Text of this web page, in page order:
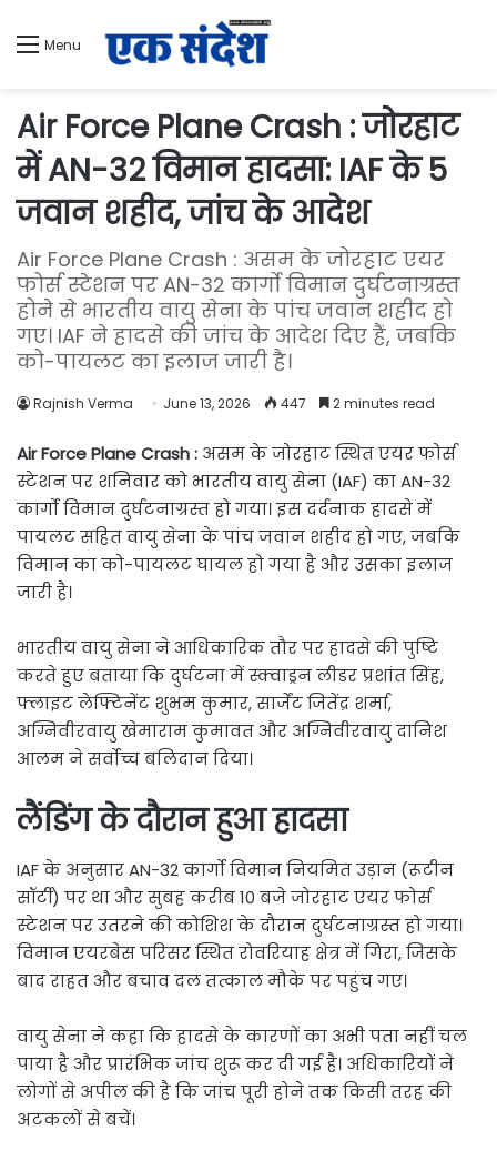
Menu
Air Force Plane Crash : जोरहाट
में AN-32 विमान हादसा: IAF के 5
जवान शहीद, जांच के आदेश
Air Force Plane Crash : असम के जोरहाट एयर
फोर्स स्टेशन पर AN-32 कार्गो विमान दुर्घटनाग्रस्त
होने से भारतीय वायु सेना के पांच जवान शहीद हो
गए। IAF ने हादसे की जांच के आदेश दिए हैं, जबकि
को-पायलट का इलाज जारी है।
Rajnish Verma June 13, 2026 447 2 minutes read
Air Force Plane Crash : असम के जोरहाट स्थित एयर फोर्स
स्टेशन पर शनिवार को भारतीय वायु सेना (IAF) का AN-32
कार्गो विमान दुर्घटनाग्रस्त हो गया। इस दर्दनाक हादसे में
पायलट सहित वायु सेना के पांच जवान शहीद हो गए, जबकि
विमान का को-पायलट घायल हो गया है और उसका इलाज
जारी है।
भारतीय वायु सेना ने आधिकारिक तौर पर हादसे की पुष्टि
करते हुए बताया कि दुर्घटना में स्क्वाड्रन लीडर प्रशांत सिंह,
फ्लाइट लेफ्टिनेंट शुभम कुमार, सार्जेंट जितेंद्र शर्मा,
अग्निवीरवायु खेमाराम कुमावत और अग्निवीरवायु दानिश
आलम ने सर्वोच्च बलिदान दिया।
लैंडिंग के दौरान हुआ हादसा
IAF के अनुसार AN-32 कार्गो विमान नियमित उड़ान (रूटीन
सॉर्टी) पर था और सुबह करीब 10 बजे जोरहाट एयर फोर्स
स्टेशन पर उतरने की कोशिश के दौरान दुर्घटनाग्रस्त हो गया।
विमान एयरबेस परिसर स्थित रोवरियाह क्षेत्र में गिरा, जिसके
बाद राहत और बचाव दल तत्काल मौके पर पहुंच गए।
वायु सेना ने कहा कि हादसे के कारणों का अभी पता नहीं चल
पाया है और प्रारंभिक जांच शुरू कर दी गई है। अधिकारियों ने
लोगों से अपील की है कि जांच पूरी होने तक किसी तरह की
अटकलों से बचें।